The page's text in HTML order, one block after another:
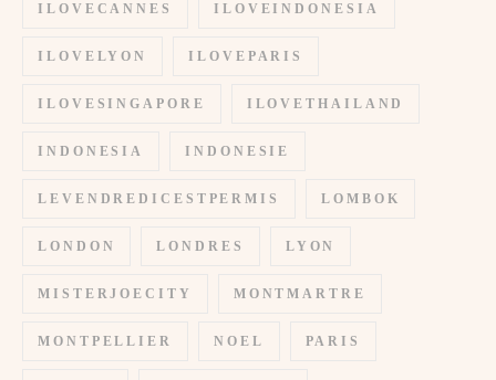
ILOVECANNES ILOVEINDONESIA
ILOVELYON ILOVEPARIS
ILOVESINGAPORE ILOVETHAILAND
INDONESIA INDONESIE
LEVENDREDICESTPERMIS LOMBOK
LONDON LONDRES LYON
MISTERJOECITY MONTMARTRE
MONTPELLIER NOEL PARIS